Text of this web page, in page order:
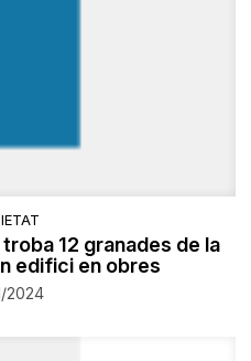
12 granades de la
edifici en obres
2024